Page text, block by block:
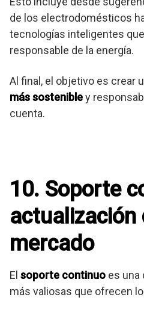
de los electrodomésticos
tecnologías inteligentes
responsable de la energía.
Al final, el objetivo es crear
más sostenibley
cuenta.
10. Soporte
actualización
mercado
El soporte continuo es una
más valiosas que ofrecen